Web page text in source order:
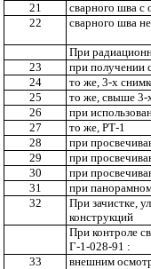
21
сварного шва с
22
сварного шва
При
23
при получении
24
то же, 3-х
25
то же, свыше 3-
26
при
27
то же, РТ-1
28
при
29
при
30
при
31
при
32
При зачистке,
конструкций
При контроле
Г-1-028-91 :
33
внешним